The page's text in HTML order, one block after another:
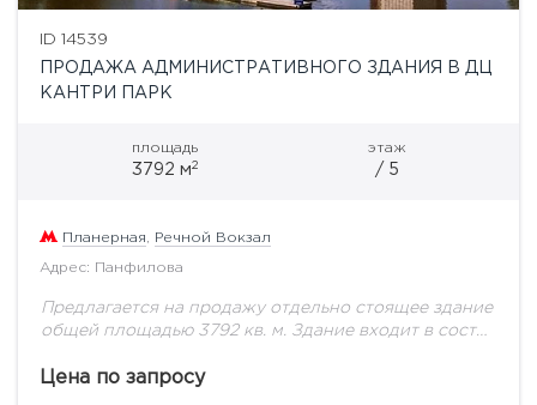
ID 14539
ПРОДАЖА АДМИНИСТРАТИВНОГО ЗДАНИЯ В ДЦ
КАНТРИ ПАРК
площадь
3792 м2
этаж
/ 5
Планерная Речной Вокзал
Адрес: Панфилова
Предлагается на продажу отдельно стоящее здание
общей площадью 3792 кв. м. Здание входит в состав
Парк". Этажность: 5 уровней ( цоколь -...
Цена по запросу